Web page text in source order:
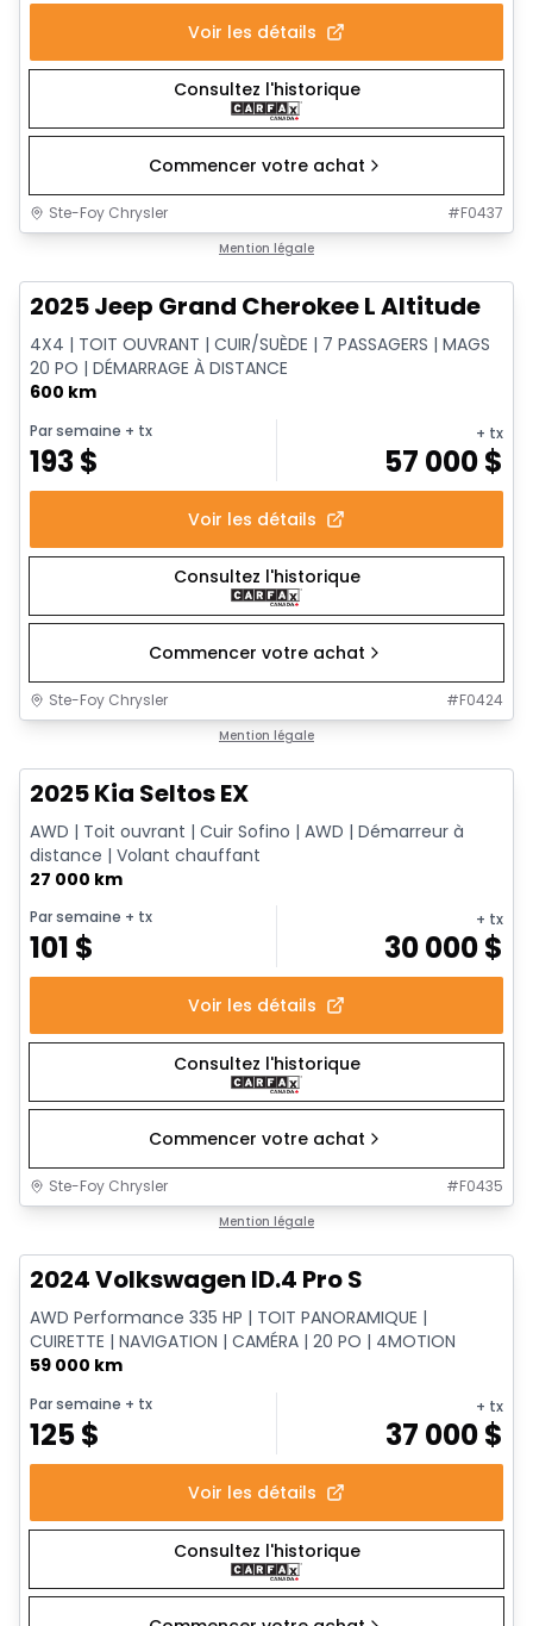
Voir les détails
Consultez l'historique
Commencer votre achat
Ste-Foy Chrysler #F0437
Mention légale
2025 Jeep Grand Cherokee L Altitude
4X4 | TOIT OUVRANT | CUIR/SUÈDE | 7 PASSAGERS | MAGS
20 PO | DÉMARRAGE À DISTANCE
600 km
Par semaine + tx
193$
+ tx
57 000$
Voir les détails
Consultez l'historique
Commencer votre achat
Ste-Foy Chrysler #F0424
Mention légale
2025 Kia Seltos EX
AWD | Toit ouvrant | Cuir Sofino | AWD | Démarreur à
distance | Volant chauffant
27 000 km
Par semaine + tx
101 $
+ tx
30 000$
Voir les détails
Consultez l'historique
Commencer votre achat
Ste-Foy Chrysler #F0435
Mention légale
2024 Volkswagen ID.4 Pro S
AWD Performance 335 HP | TOIT PANORAMIQUE |
CUIRETTE | NAVIGATION | CAMÉRA | 20 PO | 4MOTION
59 000 km
Par semaine + tx
125$
+ tx
37 000$
Voir les détails
Consultez l'historique